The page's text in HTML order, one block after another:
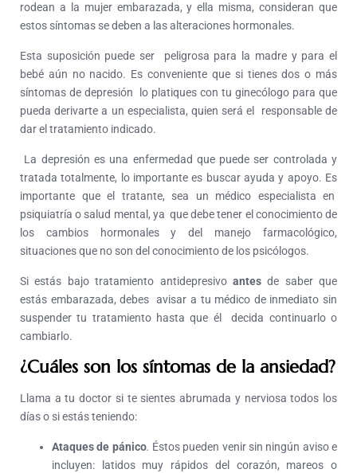
rodean a la mujer embarazada, y ella misma, consideran que
estos síntomas se deben a las alteraciones hormonales.
Esta suposición puede ser peligrosa para la madre y para el
bebé aún no nacido. Es conveniente que si tienes dos o más
síntomas de depresión lo platiques con tu ginecólogo para que
pueda derivarte a un especialista, quien será el responsable de
dar el tratamiento indicado.
La depresión es una enfermedad que puede ser controlada y
tratada totalmente, lo importante es buscar ayuda y apoyo. Es
importante que el tratante, sea un médico especialista en
psiquiatría o salud mental, ya que debe tener el conocimiento de
los cambios hormonales y del manejo farmacológico,
situaciones que no son del conocimiento de los psicólogos.
Si estás bajo tratamiento antidepresivo antesde saber que
estás embarazada, debes avisar a tu médico de inmediato sin
suspender tu tratamiento hasta que él decida continuarlo o
cambiarlo.
¿Cuáles son los síntomas de la ansiedad?
Llama a tu doctor si te sientes abrumada y nerviosa todos los
días o si estás teniendo:
Ataques de pánico. Éstos pueden venir sin ningún aviso e
incluyen: latidos muy rápidos del corazón, mareos o